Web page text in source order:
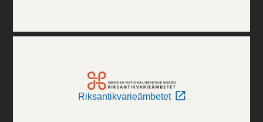
Riksantikvarieämbetet